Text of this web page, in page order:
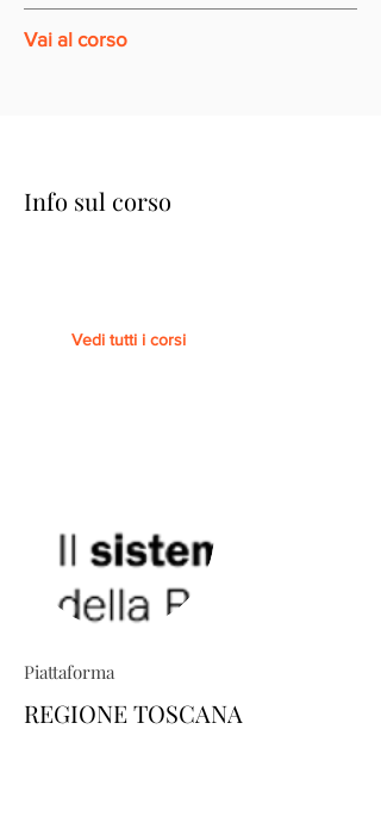
Vai al corso
Info sul corso
Vedi tutti i corsi
Piattaforma
REGIONE TOSCANA